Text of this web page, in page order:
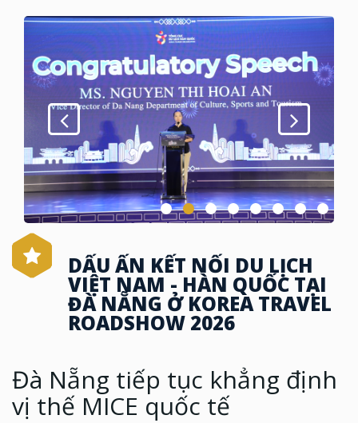
DẤU ẤN KẾT NỐI DU LỊCH
VIỆT NAM - HÀN QUỐC TẠI
ĐÀ NẴNG Ở KOREA TRAVEL
ROADSHOW 2026
Đà Nẵng tiếp tục khẳng định
vị thế MICE quốc tế